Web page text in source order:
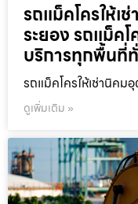
รถแม็คโครให้เ
ระยอง รถแม็คโ
บริการทุกพื้นที่
รถแม็คโครให้เช่านิคม
ดูเพิ่มเติม »